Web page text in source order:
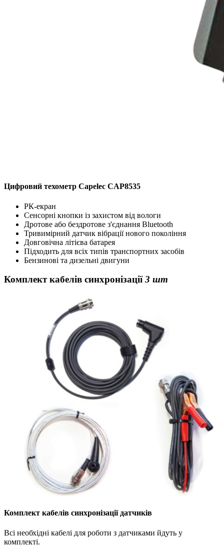
Цифровий техометр Сapelec CAP8535
РК-екран
Сенсорні кнопки із захистом від вологи
Дротове або бездротове з'єднання Bluetooth
Тривимірний датчик вібрації нового покоління
Довговічна літієва батарея
Підходить для всіх типів транспортних засобів
Бензинові та дизельні двигуни
Комплект кабелів синхронізації3 шт
Комплект кабелів синхронізації датчиків
Всі необхідні кабелі для роботи з датчиками йдуть у
комплекті.